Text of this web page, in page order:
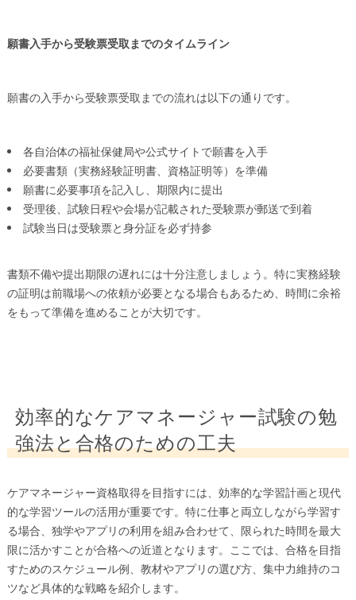
願書入手から受験票受取までのタイムライン
願書の入手から受験票受取までの流れは以下の通りです。
各自治体の福祉保健局や公式サイトで願書を入手
必要書類（実務経験証明書、資格証明等）を準備
願書に必要事項を記入し、期限内に提出
受理後、試験日程や会場が記載された受験票が郵送で到着
試験当日は受験票と身分証を必ず持参
書類不備や提出期限の遅れには十分注意しましょう。特に実務経験
の証明は前職場への依頼が必要となる場合もあるため、時間に余裕
をもって準備を進めることが大切です。
効率的なケアマネージャー試験の勉
強法と合格のための工夫
ケアマネージャー資格取得を目指すには、効率的な学習計画と現代
的な学習ツールの活用が重要です。特に仕事と両立しながら学習す
る場合、独学やアプリの利用を組み合わせて、限られた時間を最大
限に活かすことが合格への近道となります。ここでは、合格を目指
すためのスケジュール例、教材やアプリの選び方、集中力維持のコ
ツなど具体的な戦略を紹介します。